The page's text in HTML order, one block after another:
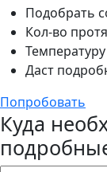
Подобрать
Кол-во
Температуру
Даст
Попробовать
Куда